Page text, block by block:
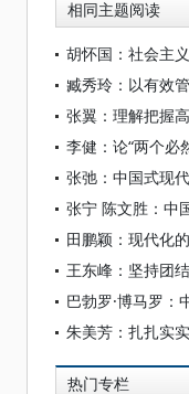
相同主题阅读
田鹏颖：现代化
热门专栏